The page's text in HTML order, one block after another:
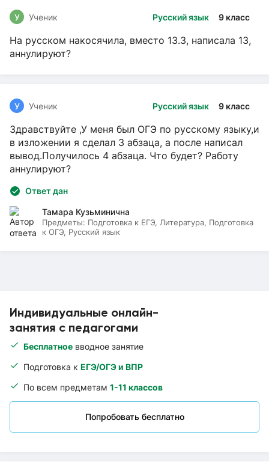
Индивидуальные онлайн-
занятия с педагогами
Бесплатное вводное занятие
Подготовка к ЕГЭ/ОГЭ и ВПР
По всем предметам 1-11 классов
Попробовать бесплатно
Русский язык 9 класс
У Ученик
На русском накосячила, вместо 13.3, написала 13,
аннулируют?
Русский язык 9 класс
У Ученик
Здравствуйте ,У меня был ОГЭ по русскому языку,и
в изложении я сделал 3 абзаца, а после написал
вывод.Получилось 4 абзаца. Что будет? Работу
аннулируют?
Ответ дан
Тамара Кузьминична
Предметы: Подготовка к ЕГЭ, Литература, Подготовка
к ОГЭ, Русский язык